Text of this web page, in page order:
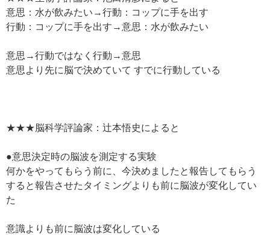
意思：水が飲みたい→行動：コップに手を出す
行動：コップに手を出す→意思：水が飲みたい
意思→行動ではなく行動→意思
意思より先に脳で決めていて すでに行動している
★★★脳科学評論家：辻本悟史によると
●意思決定時の脳波を測定する実験
何かをやってもらう前に、今決めましたと報告してもらう
すると報告させたタイミングよりも前に脳波が変化してい
た
意識よりも前に脳波は変化している